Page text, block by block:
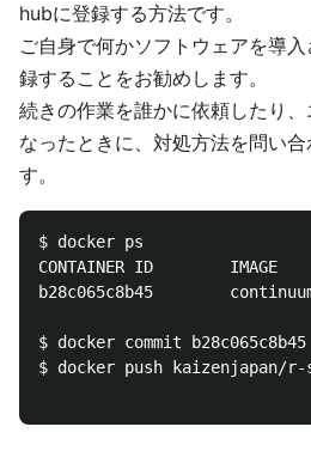
hubに登録する方法です。
ご自身で何かソフトウェアを導
録することをお勧めします。
続きの作業を誰かに依頼したり、
なったときに、対処方法を問い
す。
$ docker ps
CONTAINER ID
b28c065c8b45
$ docker commit
$ docker push kaizenjapan/r-